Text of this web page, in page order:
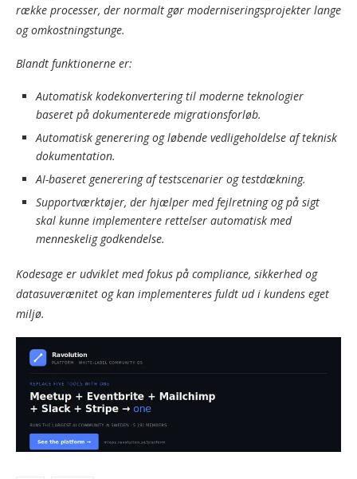
række processer, der normalt gør moderniseringsprojekter lange
og omkostningstunge.
Blandt funktionerne er:
Automatisk kodekonvertering til moderne teknologier
baseret på dokumenterede migrationsforløb.
Automatisk generering og løbende vedligeholdelse af teknisk
dokumentation.
AI-baseret generering af testscenarier og testdækning.
Supportværktøjer, der hjælper med fejlretning og på sigt
skal kunne implementere rettelser automatisk med
menneskelig godkendelse.
Kodesage er udviklet med fokus på compliance, sikkerhed og
datasuverænitet og kan implementeres fuldt ud i kundens eget
miljø.